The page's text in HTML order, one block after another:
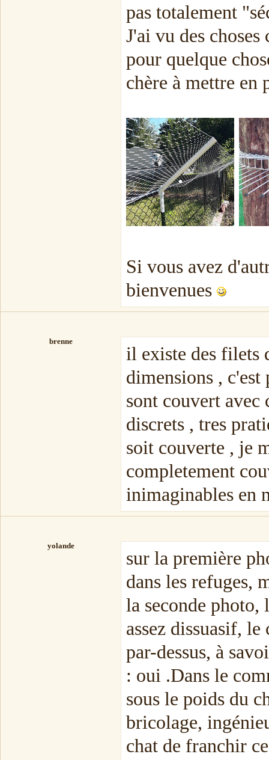
pas totalement
J'ai vu des
pour quelque
chère à mettre en
Si vous avez
bienvenues
brenne
il existe des filets
dimensions ,
sont couvert avec
discrets , tres
soit couverte , je
completement
inimaginables en
yolande
sur la première
dans les refuges,
la seconde photo,
assez dissuasif,
par-dessus, à
: oui .Dans le
sous le poids du
bricolage,
chat de franchir